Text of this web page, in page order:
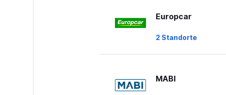
Europcar
2 Standorte
MABI